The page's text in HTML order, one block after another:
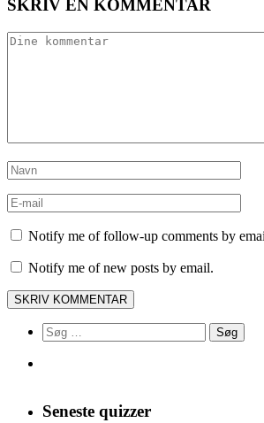
SKRIV EN KOMMENTAR
Notify me of follow-up comments by
Notify me of new posts by email.
Søg
efter:
Seneste quizzer